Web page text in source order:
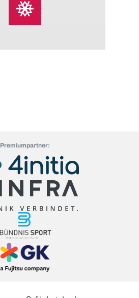
Premiumpartner: